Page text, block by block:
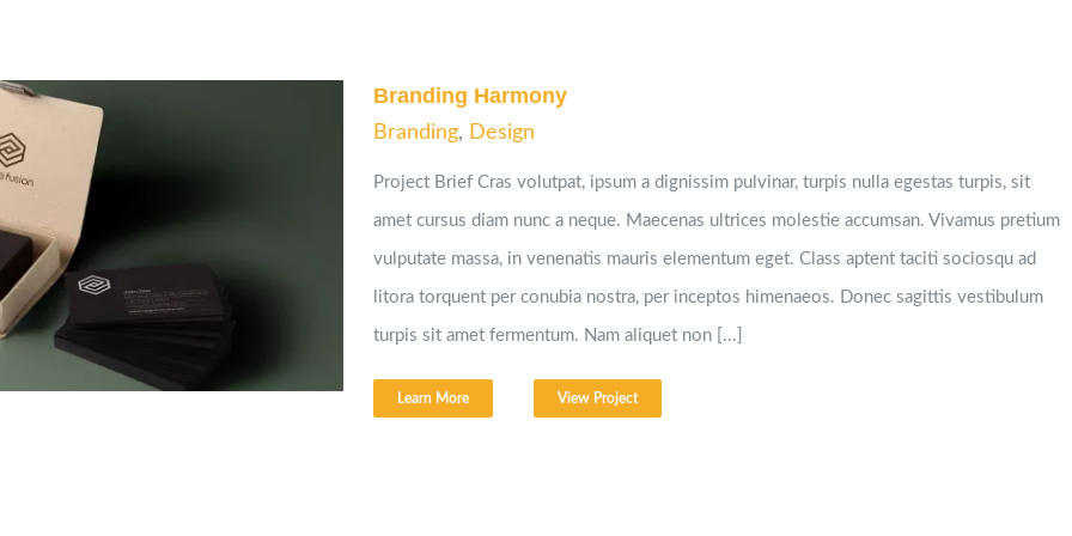
Branding Harmony
Branding, Design
Project Brief Cras volutpat, ipsum a dignissim pulvinar, turpis nulla egestas turpis, sit
amet cursus diam nunc a neque. Maecenas ultrices molestie accumsan. Vivamus pretium
vulputate massa, in venenatis mauris elementum eget. Class aptent taciti sociosqu ad
litora torquent per conubia nostra, per inceptos himenaeos. Donec sagittis vestibulum
turpis sit amet fermentum. Nam aliquet non [...]
Learn More View Project